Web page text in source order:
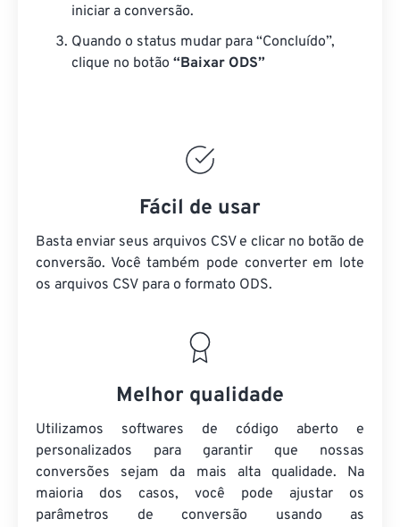
iniciar a conversão.
Quando o status mudar para “Concluído”,
clique no botão “Baixar ODS”
Fácil de usar
Basta enviar seus arquivos CSV e clicar no botão de
conversão. Você também pode converter em lote
os arquivos CSV para o formato ODS.
Melhor qualidade
Utilizamos softwares de código aberto e
personalizados para garantir que nossas
conversões sejam da mais alta qualidade. Na
maioria dos casos, você pode ajustar os
parâmetros de conversão usando as